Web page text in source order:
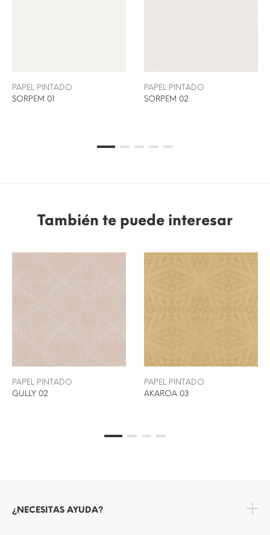
PAPEL PINTADO
SORPEM 01
PAPEL PINTADO
SORPEM 02
También te puede interesar
PAPEL PINTADO
GULLY 02
PAPEL PINTADO
AKAROA 03
¿NECESITAS AYUDA?